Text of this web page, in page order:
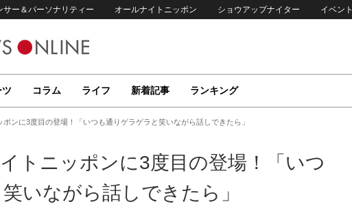
サー＆パーソナリティー オールナイトニッポン ショウアップナイター イベント
ツ コラム ライフ 新着記事 ランキング
ンに3度目の登場！「いつも通りゲラゲラと笑いながら話しできたら」
トニッポンに3度目の登場！「いつ
いながら話しできたら」